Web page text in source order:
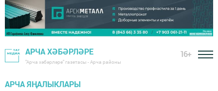
АРЧА ХӘБӘРЛӘРЕ
"Арча хәбәрләре" газетасы - Арча районы
16+
АРЧА ЯҢАЛЫКЛАРЫ